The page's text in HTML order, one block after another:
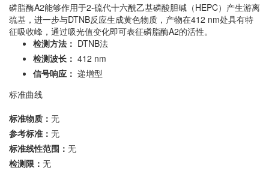
磷脂酶A2能够作用于2-硫代十六酰乙基磷酸胆碱（HEPC）产生游离
巯基，进一步与DTNB反应生成黄色物质，产物在412 nm处具有特
征吸收峰，通过吸光值变化即可表征磷脂酶A2的活性。
检测方法： DTNB法
检测波长： 412 nm
信号响应： 递增型
标准曲线
标准物质： 无
参考标准： 无
标准线性范围： 无
检测限： 无